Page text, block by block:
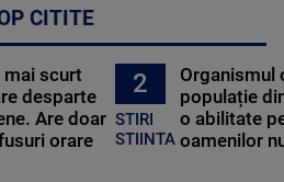
CITITE
mai scurt
desparte
Are doar
orare
2
STIRI
STIINTA
Organismul
populație
o abilitate
oamenilor